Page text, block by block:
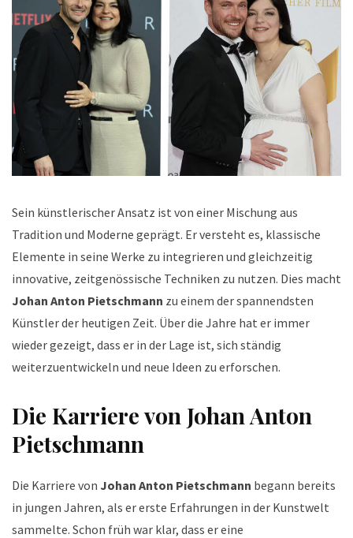
Sein künstlerischer Ansatz ist von einer Mischung aus
Tradition und Moderne geprägt. Er versteht es, klassische
Elemente in seine Werke zu integrieren und gleichzeitig
innovative, zeitgenössische Techniken zu nutzen. Dies macht
Johan Anton Pietschmann zu einem der spannendsten
Künstler der heutigen Zeit. Über die Jahre hat er immer
wieder gezeigt, dass er in der Lage ist, sich ständig
weiterzuentwickeln und neue Ideen zu erforschen.
Die Karriere von Johan Anton
Pietschmann
Die Karriere von Johan Anton Pietschmann begann bereits
in jungen Jahren, als er erste Erfahrungen in der Kunstwelt
sammelte. Schon früh war klar, dass er eine